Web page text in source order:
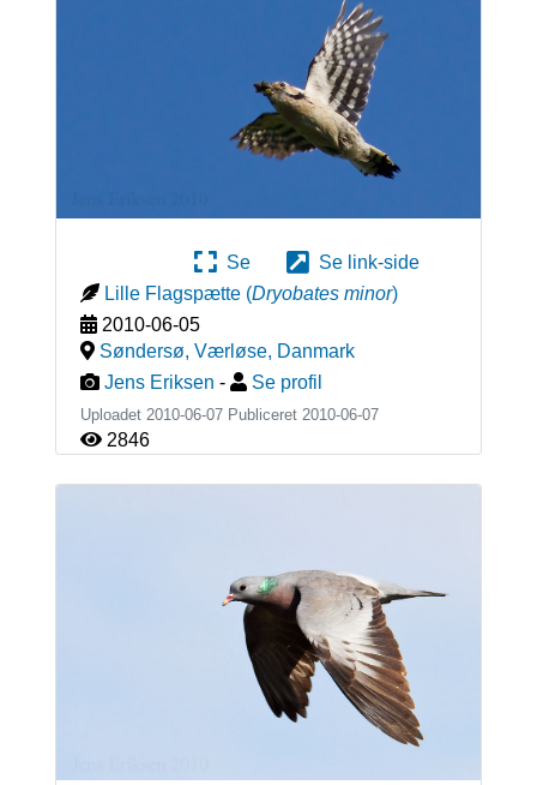
Se
Se link-side
Lille Flagspætte (Dryobates minor)
2010-06-05
Søndersø, Værløse, Danmark
Jens Eriksen - Se profil
Uploadet 2010-06-07 Publiceret 2010-06-07
2846